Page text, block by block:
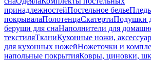
принадлежностейПостельное белье
покрывалаПолотенцаСкатертиПодушки
беруши для снаНаполнители для
текстиляТканиКухонные ножи,
для кухонных ножейНожеточки и
напольные покрытияКовры, циновки,